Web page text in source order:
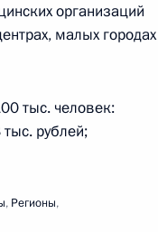
организаций
малых городах
тыс. человек:
рублей;
, Регионы,